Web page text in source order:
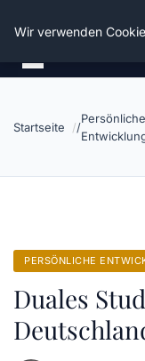
Die Schnitter
Startseite
Persönliche
PERSÖNLICHE
Duales
Wir verwenden